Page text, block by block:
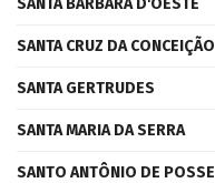
SANTA CRUZ DA CONCEIÇÃO
SANTA GERTRUDES
SANTA MARIA DA SERRA
SANTO ANTÔNIO DE POSSE